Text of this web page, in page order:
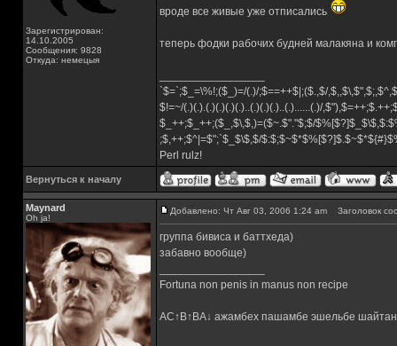
Зарегистрирован:
14.10.2005
Сообщения: 9828
Откуда: немецыя
вроде все живые уже отписались
теперь фодки рабочих будней малакяна и
`$=`;$_=\%!;($_)=/(.)/;$==++$|;($.,$/
$!=~/(.)(.).(.)(.)(.)(.)..(.)(.)(.)..(.)......(.)/
$_++;$_++;($_,$\,$,)=($~.$"."$;$/
;$,++;$^|=$";`$_$\$,$/
Perl rulz!
Вернуться к началу
Maynard
Oh ja!
Добавлено: Чт Авг 03, 2006 1:24 am Заголовок
группа бивиса и баттхеда)
забавно вообще)
Fortuna non penis in manus non recipe
AC↑B↑BA↓ ажамбех пашамбе эшельбе